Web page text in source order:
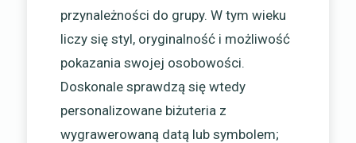
przynależności do grupy. W tym wieku
liczy się styl, oryginalność i możliwość
pokazania swojej osobowości.
Doskonale sprawdzą się wtedy
personalizowane biżuteria z
wygrawerowaną datą lub symbolem;